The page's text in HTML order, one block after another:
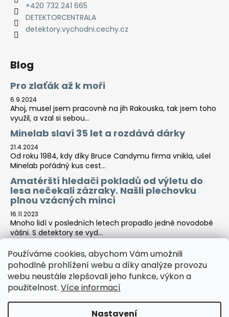
Používáme cookies, abychom Vám umožnili
pohodlné prohlížení webu a díky analýze provozu
webu neustále zlepšovali jeho funkce, výkon a
použitelnost. Více informací
Nastavení
+420 732 241 665
DETEKTORCENTRALA
detektory.vychodni.cechy.cz
Blog
Pro zlaťák až k moři
6.9.2024
Ahoj, musel jsem pracovně na jih Rakouska, tak jsem toho
využil, a vzal si sebou...
Minelab slaví 35 let a rozdává dárky
21.4.2024
Od roku 1984, kdy díky Bruce Candymu firma vnikla, ušel
Minelab pořádný kus cest...
Amatérští hledači pokladů od výletu do
lesa nečekali zázraky. Našli plechovku
plnou vzácných mincí
16.11.2023
Mnoho lidí v posledních letech propadlo jedné novodobé
vášni. S detektory se vyd...
Tara-print